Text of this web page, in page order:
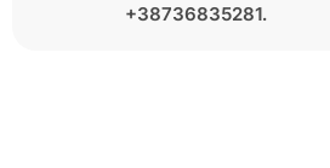
+38736835281.